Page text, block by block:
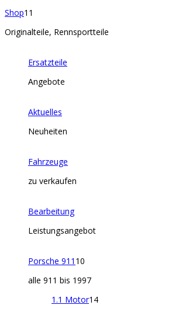
Shop11
Originalteile, Rennsportteile
Ersatzteile
Angebote
Aktuelles
Neuheiten
Fahrzeuge
zu verkaufen
Bearbeitung
Leistungsangebot
Porsche 911 10
alle 911 bis 1997
1.1 Motor14